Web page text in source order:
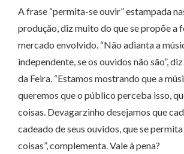
A frase “permita-se ouvir” estampada
produção, diz muito do que se propõe a
mercado envolvido. “Não adianta a
independente, se os ouvidos não são”,
da Feira. “Estamos mostrando que a
queremos que o público perceba isso,
coisas. Devagarzinho desejamos que
cadeado de seus ouvidos, que se
coisas”, complementa. Vale à pena?